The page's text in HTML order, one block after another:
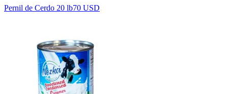
Pernil de Cerdo 20 lb70 USD